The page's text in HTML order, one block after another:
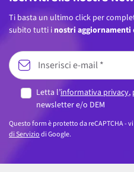
Ti basta un ultimo click per
subito tutti i nostri aggiornamenti
Letta l’informativa privacy,
newsletter e/o DEM
Questo form è protetto da reCAPTCHA -
di Serviziodi Google.